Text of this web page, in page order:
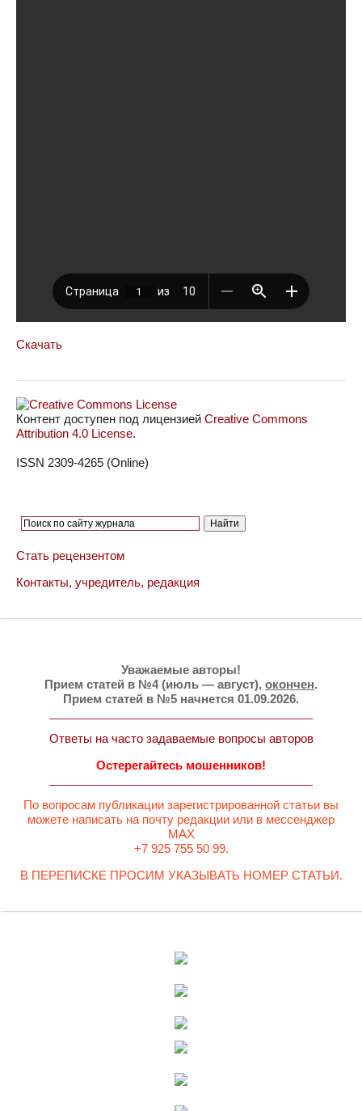
Скачать
Контент доступен под лицензией Creative Commons
Attribution 4.0 License.
ISSN 2309-4265 (Online)
Стать рецензентом
Контакты, учредитель, редакция
Уважаемые авторы!
Прием статей в №4 (июль — август), окончен.
Прием статей в №5 начнется 01.09.2026.
Ответы на часто задаваемые вопросы авторов
Остерегайтесь мошенников!
По вопросам публикации зарегистрированной статьи вы
можете написать на почту редакции или в мессенджер
MAX
+7 925 755 50 99.
В ПЕРЕПИСКЕ ПРОСИМ УКАЗЫВАТЬ НОМЕР СТАТЬИ.